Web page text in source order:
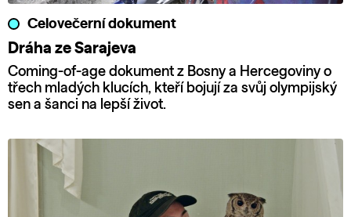
Celovečerní dokument
Dráha ze Sarajeva
Coming-of-age dokument z Bosny a Hercegoviny o
třech mladých klucích, kteří bojují za svůj olympijský
sen a šanci na lepší život.